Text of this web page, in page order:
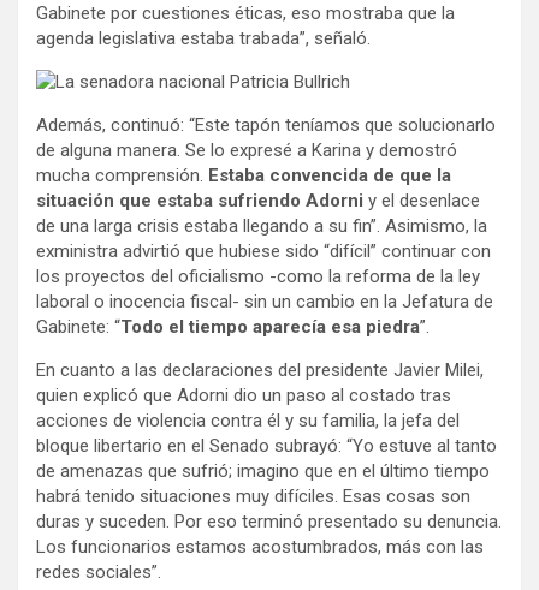
Gabinete por cuestiones éticas, eso mostraba que la
agenda legislativa estaba trabada”, señaló.
Además, continuó: “Este tapón teníamos que solucionarlo
de alguna manera. Se lo expresé a Karina y demostró
mucha comprensión. Estaba convencida de que la
situación que estaba sufriendo Adorni y el desenlace
de una larga crisis estaba llegando a su fin”. Asimismo, la
exministra advirtió que hubiese sido “difícil” continuar con
los proyectos del oficialismo -como la reforma de la ley
laboral o inocencia fiscal- sin un cambio en la Jefatura de
Gabinete: “Todo el tiempo aparecía esa piedra”.
En cuanto a las declaraciones del presidente Javier Milei,
quien explicó que Adorni dio un paso al costado tras
acciones de violencia contra él y su familia, la jefa del
bloque libertario en el Senado subrayó: “Yo estuve al tanto
de amenazas que sufrió; imagino que en el último tiempo
habrá tenido situaciones muy difíciles. Esas cosas son
duras y suceden. Por eso terminó presentado su denuncia.
Los funcionarios estamos acostumbrados, más con las
redes sociales”.